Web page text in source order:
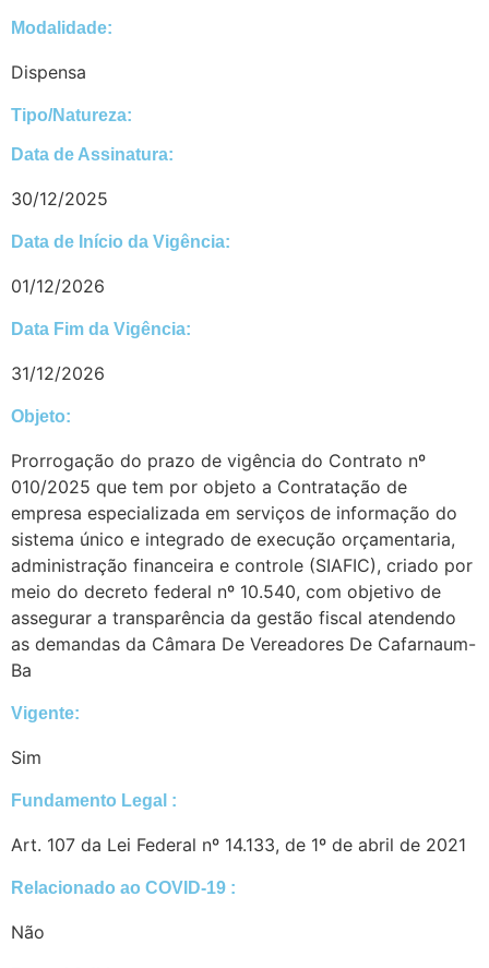
Modalidade:
Dispensa
Tipo/Natureza:
Data de Assinatura:
30/12/2025
Data de Início da Vigência:
01/12/2026
Data Fim da Vigência:
31/12/2026
Objeto:
Prorrogação do prazo de vigência do Contrato nº
010/2025 que tem por objeto a Contratação de
empresa especializada em serviços de informação do
sistema único e integrado de execução orçamentaria,
administração financeira e controle (SIAFIC), criado por
meio do decreto federal nº 10.540, com objetivo de
assegurar a transparência da gestão fiscal atendendo
as demandas da Câmara De Vereadores De Cafarnaum-
Ba
Vigente:
Sim
Fundamento Legal :​
Art. 107 da Lei Federal nº 14.133, de 1º de abril de 2021
Relacionado ao COVID-19 :​
Não